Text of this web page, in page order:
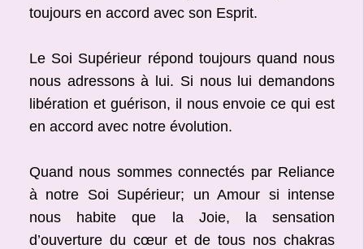
toujours en accord avec son Esprit.
Le Soi Supérieur répond toujours quand nous
nous adressons à lui. Si nous lui demandons
libération et guérison, il nous envoie ce qui est
en accord avec notre évolution.
Quand nous sommes connectés par Reliance
à notre Soi Supérieur; un Amour si intense
nous habite que la Joie, la sensation
d’ouverture du cœur et de tous nos chakras